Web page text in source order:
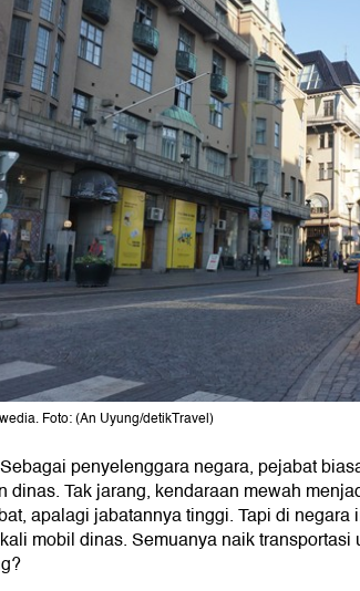
Foto: (An Uyung/detikTravel)
Sebagai penyelenggara negara, pejabat
dinas. Tak jarang, kendaraan mewah
apalagi jabatannya tinggi. Tapi di negara
mobil dinas. Semuanya naik transportasi